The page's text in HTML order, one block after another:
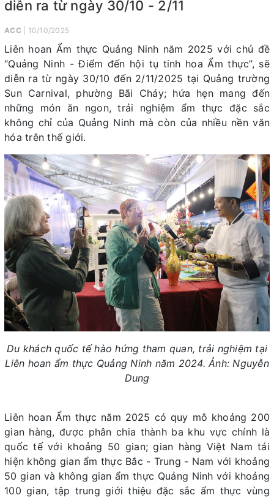
diễn ra từ ngày 30/10 - 2/11
ACC | 10/10/2025
Liên hoan Ẩm thực Quảng Ninh năm 2025 với chủ đề
“Quảng Ninh - Điểm đến hội tụ tinh hoa Ẩm thực”, sẽ
diễn ra từ ngày 30/10 đến 2/11/2025 tại Quảng trường
Sun Carnival, phường Bãi Cháy; hứa hẹn mang đến
những món ăn ngon, trải nghiệm ẩm thực đặc sắc
không chỉ của Quảng Ninh mà còn của nhiều nền văn
hóa trên thế giới.
Du khách quốc tế hào hứng tham quan, trải nghiệm tại
Liên hoan ẩm thực Quảng Ninh năm 2024. Ảnh: Nguyễn
Dung
Liên hoan Ẩm thực năm 2025 có quy mô khoảng 200
gian hàng, được phân chia thành ba khu vực chính là
quốc tế với khoảng 50 gian; gian hàng Việt Nam tái
hiện không gian ẩm thực Bắc - Trung - Nam với khoảng
50 gian và không gian ẩm thực Quảng Ninh với khoảng
100 gian, tập trung giới thiệu đặc sắc ẩm thực vùng